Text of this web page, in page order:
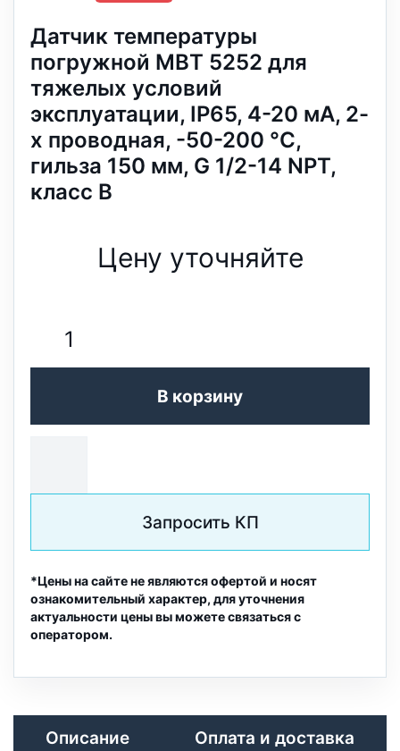
Датчик температуры
погружной MBT 5252 для
тяжелых условий
эксплуатации, IP65, 4-20 мА, 2-
х проводная, -50-200 °C,
гильза 150 мм, G 1/2-14 NPT,
класс B
Цену уточняйте
В корзину
Запросить КП
*Цены на сайте не являются офертой и носят
ознакомительный характер, для уточнения
актуальности цены вы можете связаться с
оператором.
Описание Оплата и доставка